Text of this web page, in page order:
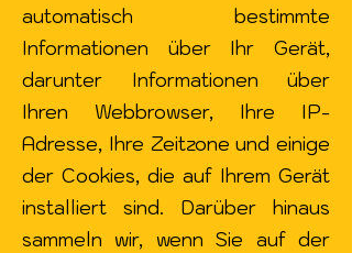
automatisch bestimmte
Informationen über Ihr Gerät,
darunter Informationen über
Ihren Webbrowser, Ihre IP-
Adresse, Ihre Zeitzone und einige
der Cookies, die auf Ihrem Gerät
installiert sind. Darüber hinaus
sammeln wir, wenn Sie auf der